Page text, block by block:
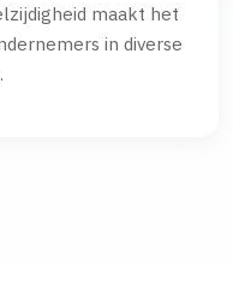
maakt het
in diverse